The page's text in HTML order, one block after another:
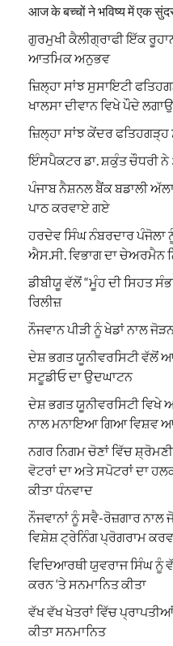
आज के बच्चों ने भविष्य में एक
ਗੁਰਮੁਖੀ ਕੈਲੀਗ੍ਰਾਫੀ ਇੱਕ
ਆਤਮਿਕ ਅਨੁਭਵ
ਜ਼ਿਲ੍ਹਾ ਸਾਂਝ ਸੁਸਾਇਟੀ
ਖਾਲਸਾ ਦੀਵਾਨ ਵਿਖੇ ਪੌਦੇ
ਜ਼ਿਲ੍ਹਾ ਸਾਂਝ ਕੇਂਦਰ ਫਤਿਹਗੜ੍ਹ
ਇੰਸਪੈਕਟਰ ਡਾ. ਸ਼ਕੁੰਤ ਚੌਧਰੀ ਨੇ
ਪੰਜਾਬ ਨੈਸ਼ਨਲ ਬੈਂਕ ਬਡਾਲੀ
ਪਾਠ ਕਰਵਾਏ ਗਏ
ਹਰਦੇਵ ਸਿੰਘ ਨੰਬਰਦਾਰ ਪੰਜੋਲਾ
ਐਸ.ਸੀ. ਵਿਭਾਗ ਦਾ ਚੇਅਰਮੈਨ
ਡੀਬੀਯੂ ਵੱਲੋਂ “ਮੂੰਹ ਦੀ ਸਿਹਤ
ਰਿਲੀਜ਼
ਨੌਜਵਾਨ ਪੀੜੀ ਨੂੰ ਖੇਡਾਂ ਨਾਲ
ਦੇਸ਼ ਭਗਤ ਯੂਨੀਵਰਸਿਟੀ ਵੱਲੋਂ
ਸਟੂਡੀਓ ਦਾ ਉਦਘਾਟਨ
ਦੇਸ਼ ਭਗਤ ਯੂਨੀਵਰਸਿਟੀ
ਨਾਲ ਮਨਾਇਆ ਗਿਆ ਵਿਸ਼ਵ
ਨਗਰ ਨਿਗਮ ਚੋਣਾਂ ਵਿੱਚ
ਵੋਟਰਾਂ ਦਾ ਅਤੇ ਸਪੋਟਰਾਂ ਦਾ
ਕੀਤਾ ਧੰਨਵਾਦ
ਨੌਜਵਾਨਾਂ ਨੂੰ ਸਵੈ-ਰੋਜ਼ਗਾਰ
ਵਿਸ਼ੇਸ਼ ਟ੍ਰੇਨਿੰਗ ਪ੍ਰੋਗਰਾਮ
ਵਿਦਿਆਰਥੀ ਯੁਵਰਾਜ ਸਿੰਘ ਨੂੰ
ਕਰਨ ‘ਤੇ ਸਨਮਾਨਿਤ ਕੀਤਾ
ਵੱਖ ਵੱਖ ਖੇਤਰਾਂ ਵਿੱਚ
ਕੀਤਾ ਸਨਮਾਨਿਤ